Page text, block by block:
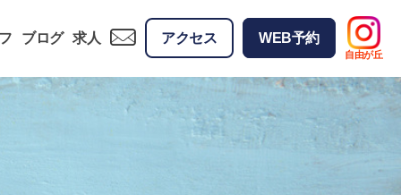
ブログ 求人 アクセス WEB予約
自由が丘